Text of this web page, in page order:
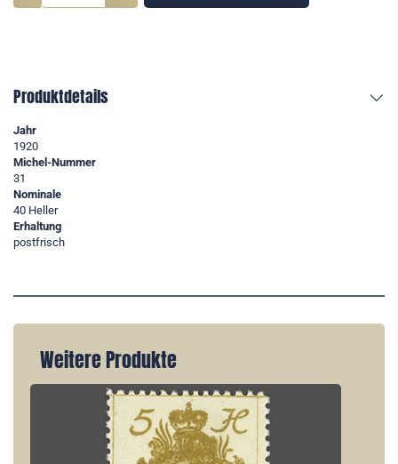
Produktdetails
Jahr
1920
Michel-Nummer
31
Nominale
40 Heller
Erhaltung
postfrisch
Weitere Produkte